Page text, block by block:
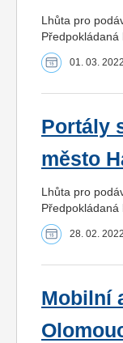
Lhůta pro
01. 03. 2022
Portály
město
Lhůta pro
28. 02. 2022
Mobilní